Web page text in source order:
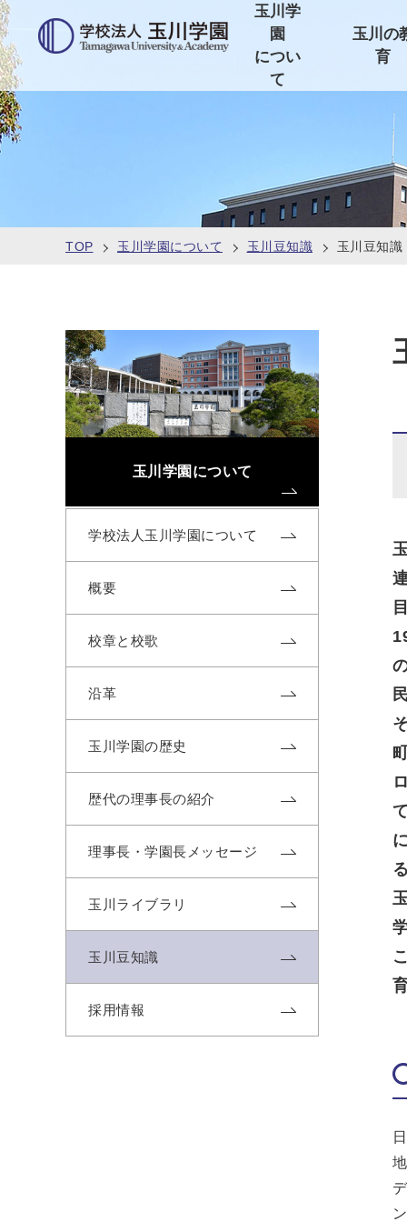
玉川学
園
につい
て
玉川の
育
TOP 玉川学園について 玉川豆知識 玉川豆知
玉川学園について
学校法人玉川学園について
概要
校章と校歌
沿革
玉川学園の歴史
歴代の理事長の紹介
理事長・学園長メッセージ
玉川ライブラリ
玉川豆知識
採用情報